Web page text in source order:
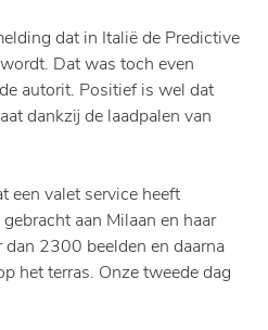
dat in Italië de Predictive
Dat was toch even
autorit. Positief is wel dat
dankzij de laadpalen van
een valet service heeft
aan Milaan en haar
dan 2300 beelden en daarna
het terras. Onze tweede dag